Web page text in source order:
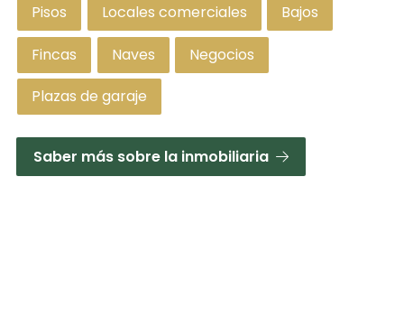
Pisos Locales comerciales Bajos
Fincas Naves Negocios
Plazas de garaje
Saber más sobre la inmobiliaria